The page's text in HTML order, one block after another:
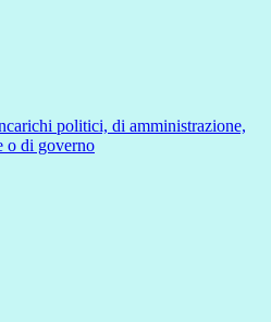
politici, di amministrazione,
o di governo